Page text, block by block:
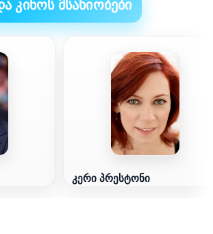
კინოს მსახიობები
კერი პრესტონი